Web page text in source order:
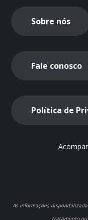
Sobre nós
Fale conosco
Política de
As informações
tratamento ou